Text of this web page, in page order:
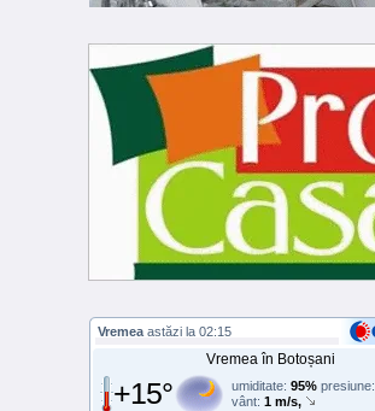
Vremea astăzi la 02:15
Vremea în Botoșani
+15° umiditate: 95% presiune:
vânt: 1 m/s,